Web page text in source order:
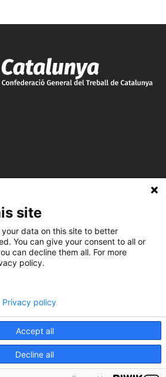
site
data on this site to better
You can give your consent to all or
can decline them all. For more
policy.
Accept all
Decline all
Privacy policy